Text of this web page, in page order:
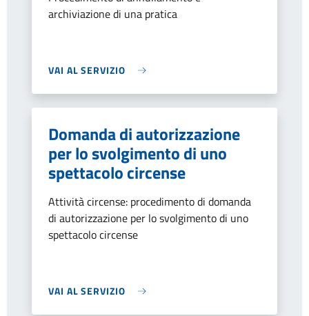
archiviazione di una pratica
VAI AL SERVIZIO
Domanda di autorizzazione
per lo svolgimento di uno
spettacolo circense
Attività circense: procedimento di domanda
di autorizzazione per lo svolgimento di uno
spettacolo circense
VAI AL SERVIZIO